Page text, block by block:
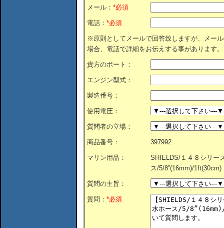
メール： *必須
電話： *必須
※原則としてメールで回答致しますが、メー
場合、電話で詳細をお伝えする事があります。
貴方のボート：
エンジン型式：
製造番号：
使用電圧：
質問者の立場：
商品番号： 397992
マリン用品：
SHIELDS/１４８シリー
ス/5/8”(16mm)/1ft(30cm)
質問の主旨：
質問： *必須